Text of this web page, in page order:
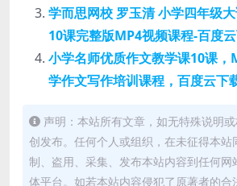
学而思网校 罗玉清 小学四年级
10课完整版MP4视频课程-百度
小学名师优质作文教学课10课，
学作文写作培训课程，百度云下
声明：本站所有文章，如无特殊说明
创发布。任何个人或组织，在未征得本站
制、盗用、采集、发布本站内容到任何网
体平台。如若本站内容侵犯了原著者的合